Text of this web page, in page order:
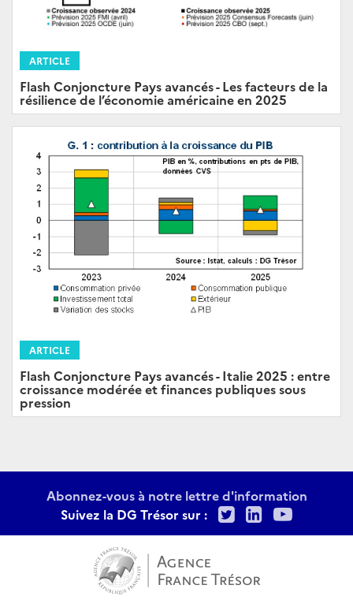
ARTICLE
Flash Conjoncture Pays avancés - Les facteurs de la
résilience de l’économie américaine en 2025
ARTICLE
Flash Conjoncture Pays avancés - Italie 2025 : entre
croissance modérée et finances publiques sous
pression
Abonnez-vous à notre lettre d'information
Suivez la DG Trésor sur :
TwitterLinkedIn